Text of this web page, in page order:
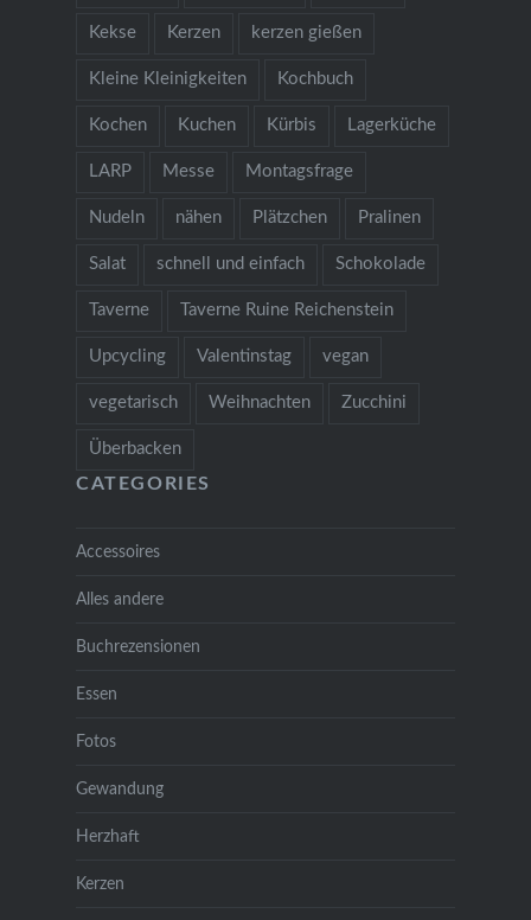
Kekse Kerzen kerzen gießen
Kleine Kleinigkeiten Kochbuch
Kochen Kuchen Kürbis Lagerküche
LARP Messe Montagsfrage
Nudeln nähen Plätzchen Pralinen
Salat schnell und einfach Schokolade
Taverne Taverne Ruine Reichenstein
Upcycling Valentinstag vegan
vegetarisch Weihnachten Zucchini
Überbacken
CATEGORIES
Accessoires
Alles andere
Buchrezensionen
Essen
Fotos
Gewandung
Herzhaft
Kerzen